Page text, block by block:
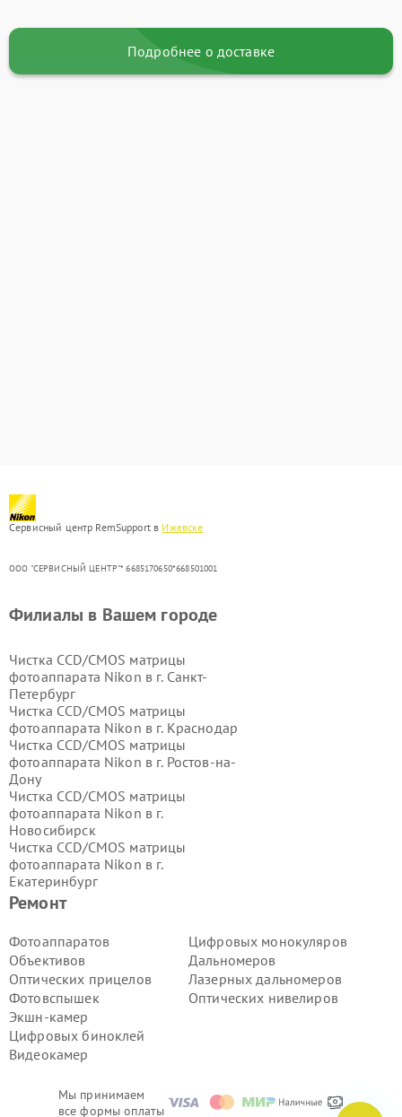
Подробнее о доставке
Сервисный центр RemSupport в Ижевске
ООО "СЕРВИСНЫЙ ЦЕНТР"* 6685170650*668501001
Мы принимаем
все формы оплаты
Ремонт
Фотоаппаратов
Объективов
Оптических прицелов
Фотовспышек
Экшн-камер
Цифровых биноклей
Видеокамер
Цифровых монокуляров
Дальномеров
Лазерных дальномеров
Оптических нивелиров
Филиалы в Вашем городе
Чистка CCD/CMOS матрицы
фотоаппарата Nikon в г. Санкт-
Петербург
Чистка CCD/CMOS матрицы
фотоаппарата Nikon в г. Краснодар
Чистка CCD/CMOS матрицы
фотоаппарата Nikon в г. Ростов-на-
Дону
Чистка CCD/CMOS матрицы
фотоаппарата Nikon в г.
Новосибирск
Чистка CCD/CMOS матрицы
фотоаппарата Nikon в г.
Екатеринбург
Чистка CCD/CMOS матрицы
Чистка CCD/CMOS матрицы
фотоаппарата Nikon в г.
Воронеж
Чистка CCD/CMOS матрицы
фотоаппарата Nikon в г.
Волгоград
Чистка CCD/CMOS матрицы
фотоаппарата Nikon в г.
Чистка CCD/CMOS матрицы
фотоаппарата Nikon в г.
фотоаппарата Nikon в г.
Чистка CCD/CMOS матрицы